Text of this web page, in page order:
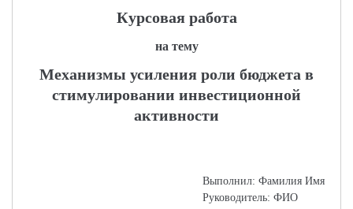
Курсовая работа
на тему
Механизмы усиления роли бюджета в
стимулировании инвестиционной
активности
Выполнил: Фамилия Имя
Руководитель: ФИО